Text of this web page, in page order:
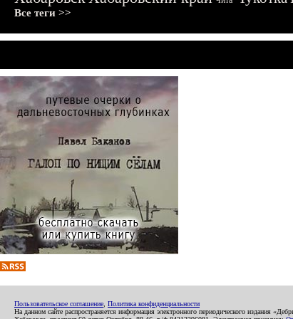
Все теги >>
Пользовательское соглашение Политика конфиденциальности
На данном сайте распространяется информация электронного периодического издания